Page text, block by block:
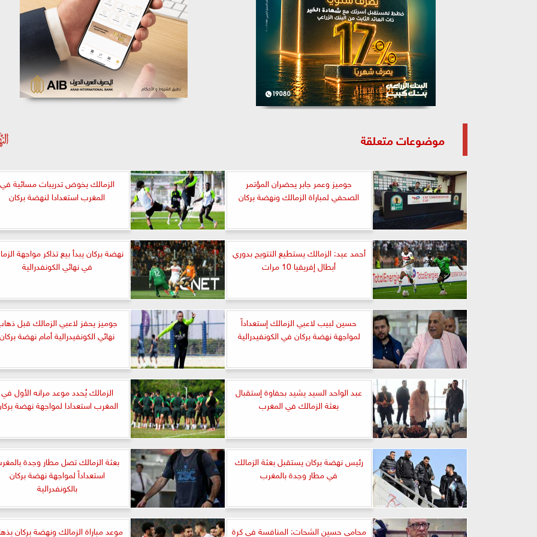
موضوعات متعلقة
جوميز وعمر جابر يحضران المؤتمر
الصحفي لمباراة الزمالك ونهضة بركان
الزمالك يخوض تدريبات مسائية في
المغرب استعدادا لنهضة بركان
أحمد عيد: الزمالك يستطيع التتويج بدوري
أبطال إفريقيا 10 مرات
نهضة بركان يبدأ بيع تذاكر مواجهة
في نهائي الكونفدرالية
حسين لبيب لاعبي الزمالك إستعداداً
لمواجهة نهضة بركان في الكونفيدرالية
جوميز يحفز لاعبي الزمالك قبل
نهائي الكونفيدرالية أمام نهضة بركان
عبد الواحد السيد يشيد بحفاوة إستقبال
بعثة الزمالك في المغرب
الزمالك يُحدد موعد مرانه الأول في
المغرب استعدادا لمواجهة نهضة
رئيس نهضة بركان يستقبل بعثة الزمالك
في مطار وجدة بالمغرب
بعثة الزمالك تصل مطار وجدة
استعداداً لمواجهة نهضة بركان
بالكونفدرالية
محامي حسين الشحات: المنافسة في كرة
موعد مباراة الزمالك ونهضة بركان